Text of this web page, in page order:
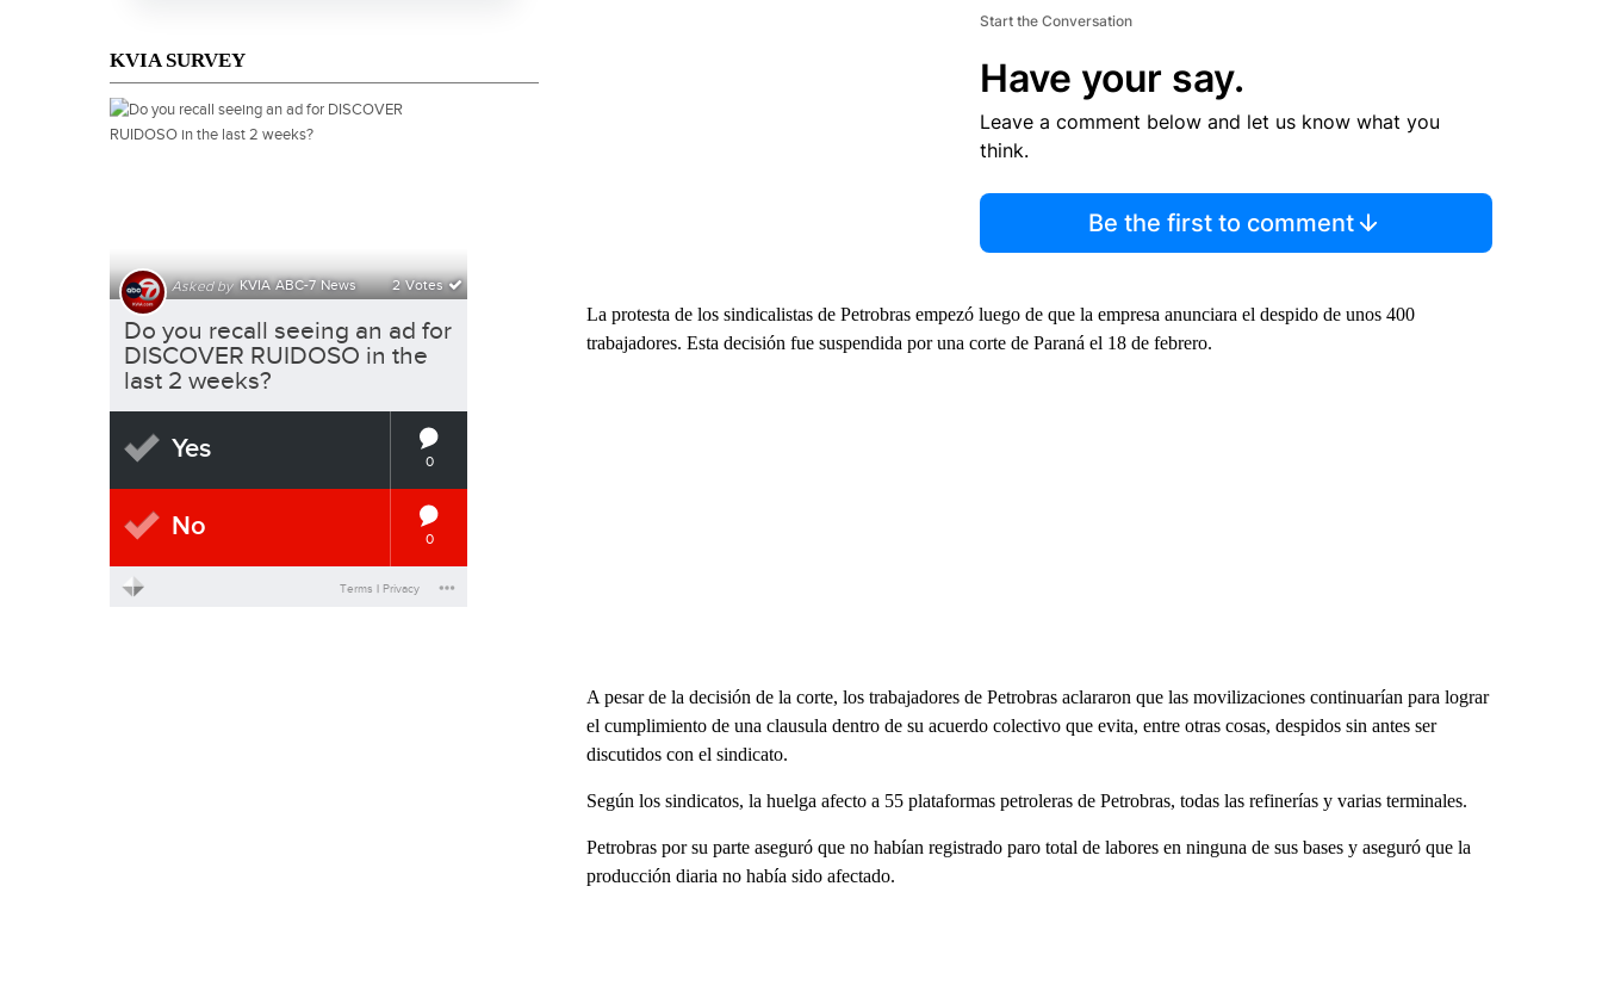
KVIA SURVEY
Start the Conversation
Have your say.
Leave a comment below and let us know what you
think.
Be the first to comment
La protesta de los sindicalistas de Petrobras empezó luego de que la empresa anunciara el despido de unos 400
trabajadores. Esta decisión fue suspendida por una corte de Paraná el 18 de febrero.
A pesar de la decisión de la corte, los trabajadores de Petrobras aclararon que las movilizaciones continuarían para lograr
el cumplimiento de una clausula dentro de su acuerdo colectivo que evita, entre otras cosas, despidos sin antes ser
discutidos con el sindicato.
Según los sindicatos, la huelga afecto a 55 plataformas petroleras de Petrobras, todas las refinerías y varias terminales.
Petrobras por su parte aseguró que no habían registrado paro total de labores en ninguna de sus bases y aseguró que la
producción diaria no había sido afectado.